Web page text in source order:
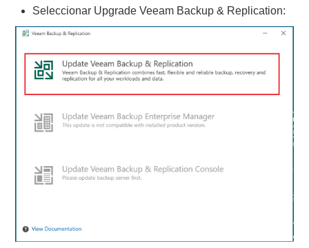
Seleccionar Upgrade Veeam Backup & Replication: